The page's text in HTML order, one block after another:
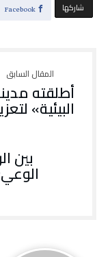
‫‫ شاركها‬ Facebook
أطلقته
البيئية»
بين